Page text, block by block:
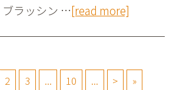
ブラッシン …[read more]
2 3 ... 10 ... > »